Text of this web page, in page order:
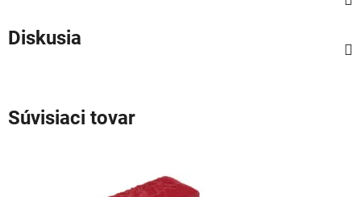
Diskusia
Súvisiaci tovar